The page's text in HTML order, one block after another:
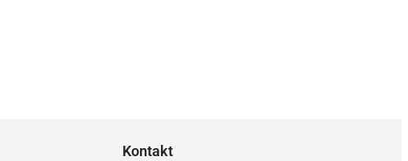
Kontakt